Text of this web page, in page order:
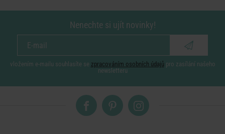
Nenechte si ujít novinky!
vložením e-mailu souhlasíte se zpracováním osobních údajů pro zasílání našeho
newsletteru